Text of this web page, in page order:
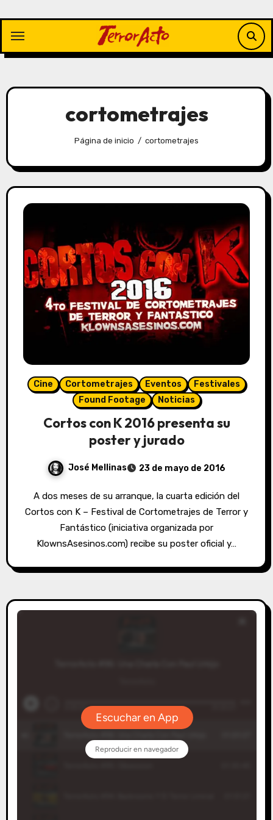
contenido
cortometrajes
Página de inicio cortometrajes
Cine Cortometrajes Eventos
Festivales
Found Footage
Noticias
Cortos con K 2016 presenta su
poster y jurado
José Mellinas 23 de mayo de 2016
A dos meses de su arranque, la cuarta edición del
Cortos con K – Festival de Cortometrajes de Terror y
Fantástico (iniciativa organizada por
KlownsAsesinos.com) recibe su poster oficial y…